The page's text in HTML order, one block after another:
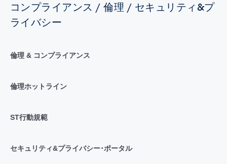
コンプライアンス / 倫理 / セキュリティ&プ
ライバシー
倫理 & コンプライアンス
倫理ホットライン
ST行動規範
セキュリティ&プライバシー･ポータル